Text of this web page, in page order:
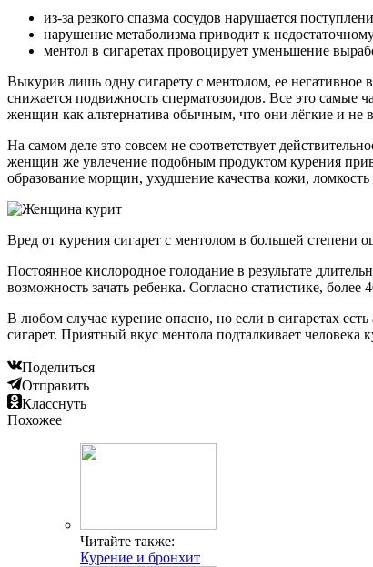
из-за резкого спазма сосудов нарушается
нарушение метаболизма приводит к
ментол в сигаретах провоцирует уменьшение
Выкурив лишь одну сигарету с ментолом, ее негативное
снижается подвижность сперматозоидов. Все это самые
женщин как альтернатива обычным, что они лёгкие и не
На самом деле это совсем не соответствует
женщин же увлечение подобным продуктом курения
образование морщин, ухудшение качества кожи, ломкость
Вред от курения сигарет с ментолом в большей степени
Постоянное кислородное голодание в результате
возможность зачать ребенка. Согласно статистике,
В любом случае курение опасно, но если в сигаретах
сигарет. Приятный вкус ментола подталкивает
Поделиться
Отправить
Класснуть
Похожее
Читайте также:
Курение и бронхит